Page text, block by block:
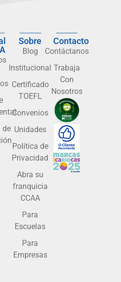
de
Sobre
Blog
Institucional
Certificado
TOEFL
Convenios
Unidades
Política de
Privacidad
Abra su
franquicia
CCAA
Para
Escuelas
Para
Empresas
Contacto
Contáctanos
Trabaja
Con
Nosotros